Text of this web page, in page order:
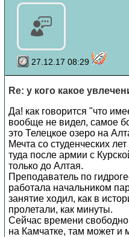
27.12.17 08:29
Re: у кого какое
Да! как говорится "что
вообще не видел, самое
это Телецкое озеро на
Мечта со студенческих
туда после армии с
только до Алтая.
Преподаватель по
работала начальником
занятие ходил, как в
пролетали, как минуты.
Сейчас времени
на Камчатке, там может и